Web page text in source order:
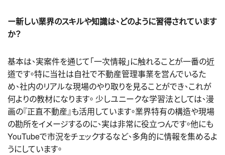
ー新しい業界のスキルや知識は、どのように習得されています
か？
基本は、実案件を通じて「一次情報」に触れることが一番の近
道です。特に当社は自社で不動産管理事業を営んでいるた
め、社内のリアルな現場のやり取りを見ることができ、これが
何よりの教材になります。 少しユニークな学習法としては、漫
画の『正直不動産』も活用しています。業界特有の構造や現場
の勘所をイメージするのに、実は非常に役立つんです。他にも
YouTubeで市況をチェックするなど、多角的に情報を集めるよ
うにしています。